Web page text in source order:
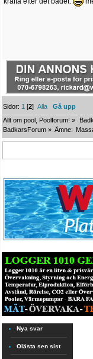
Sidor: 1 [2]Alla
Gå upp
Allt om pool, Poolforum! »
BadkarsForum » Ämne:
Nya svar
Olästa sen sist